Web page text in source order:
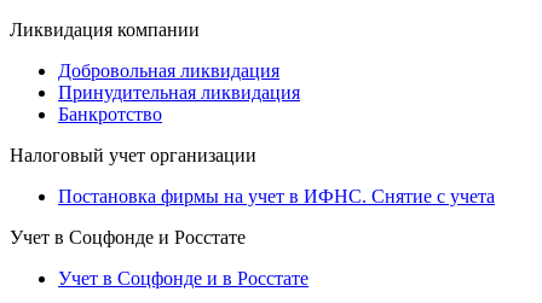
Ликвидация компании
Добровольная ликвидация
Принудительная ликвидация
Банкротство
Налоговый учет организации
Постановка фирмы на учет в ИФНС. Снятие с учета
Учет в Соцфонде и Росстате
Учет в Соцфонде и в Росстате